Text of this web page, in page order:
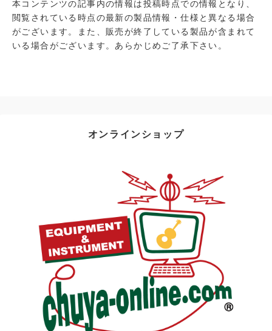
本コンテンツの記事内の情報は投稿時点での情報となり、
閲覧されている時点の最新の製品情報・仕様と異なる場合
がございます。また、販売が終了している製品が含まれて
いる場合がございます。あらかじめご了承下さい。
オンラインショップ